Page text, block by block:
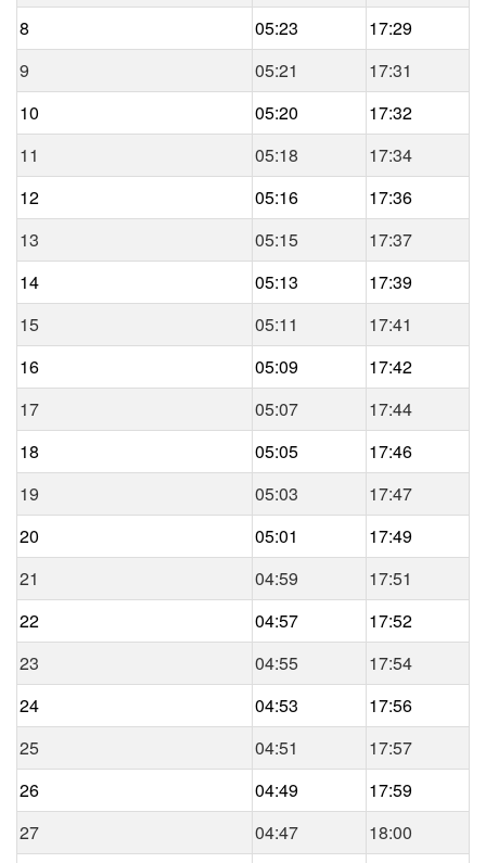
8
05:23
17:29
9
05:21
17:31
10
05:20
17:32
11
05:18
17:34
12
05:16
17:36
13
05:15
17:37
14
05:13
17:39
15
05:11
17:41
16
05:09
17:42
17
05:07
17:44
18
05:05
17:46
19
05:03
17:47
20
05:01
17:49
21
04:59
17:51
22
04:57
17:52
23
04:55
17:54
24
04:53
17:56
25
04:51
17:57
26
04:49
17:59
27
04:47
18:00